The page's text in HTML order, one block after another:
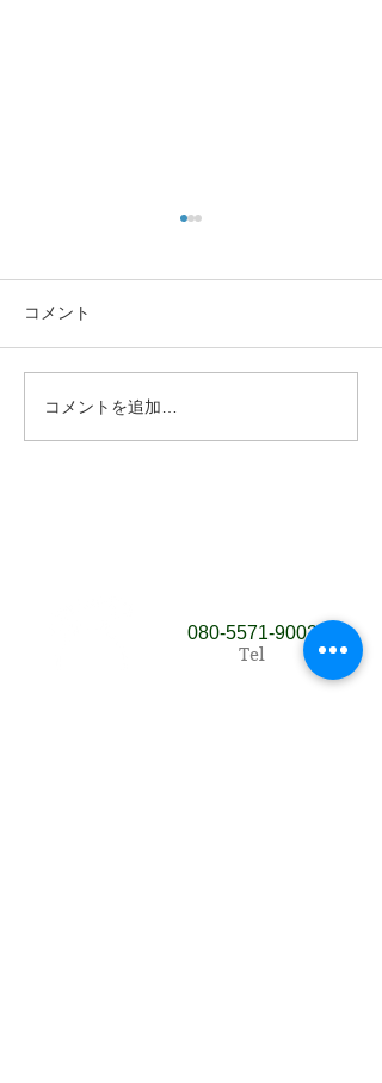
あきたの趣味
コメント
コメントを追加…
​080‐5571‐9002
Tel